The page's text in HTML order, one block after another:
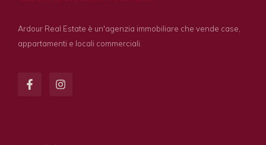
Ardour Real Estate è un'agenzia immobiliare che vende case,
appartamenti e locali commerciali.